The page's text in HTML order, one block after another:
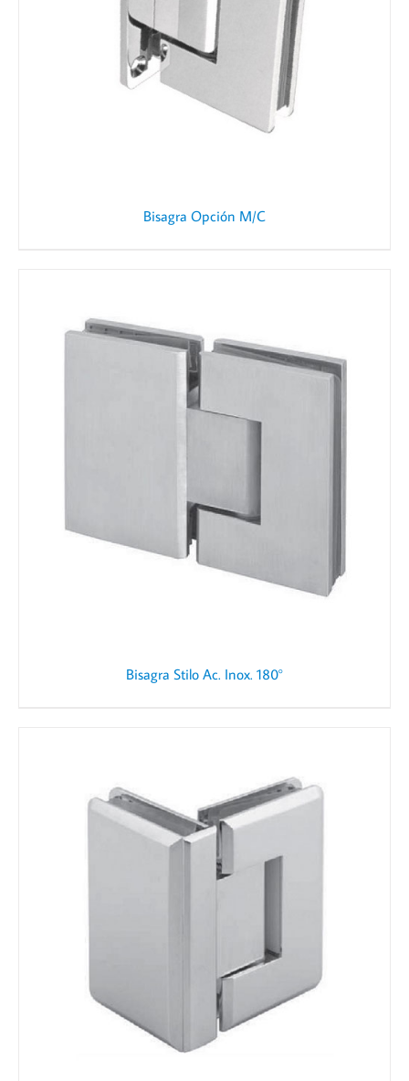
Bisagra Opción M/C
Bisagra Stilo Ac. Inox. 180°